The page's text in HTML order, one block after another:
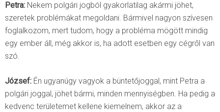
Petra: Nekem polgári jogból gyakorlatilag akármi jöhet,
szeretek problémákat megoldani. Bármivel nagyon szívesen
foglalkozom, mert tudom, hogy a probléma mögött mindig
egy ember áll, még akkor is, ha adott esetben egy cégről van
szó.
József: Én ugyanúgy vagyok a büntetőjoggal, mint Petra a
polgári joggal, jöhet bármi, minden mennyiségben. Ha pedig a
kedvenc területemet kellene kiemelnem, akkor az a